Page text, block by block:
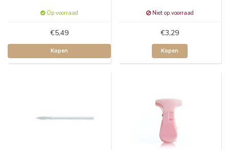
Op voorraad
€5,49
Kopen
Niet op voorraad
€3,29
Kopen